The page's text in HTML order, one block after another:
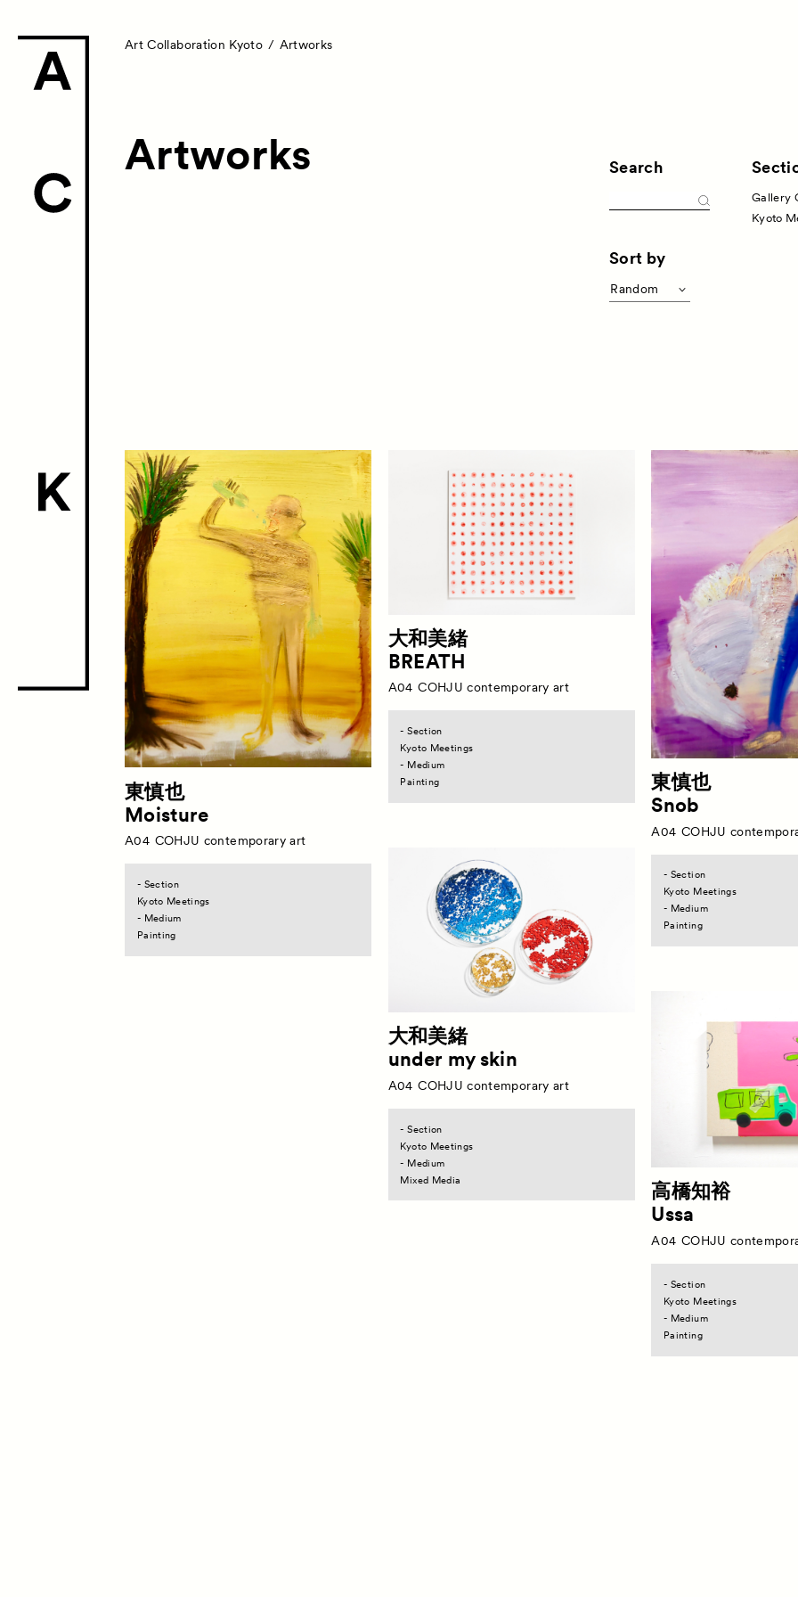
Art Collaboration Kyoto Artworks
Satellite Programs サテライトプログラム
About ACK
Partners
Artworks Search
Sort by
Random
Gallery
Kyoto
東慎也
Moisture
A04 COHJU contemporary art
- Section
Kyoto Meetings
- Medium
Painting
大和美緒
BREATH
A04 COHJU contemporary art
- Section
Kyoto Meetings
- Medium
Painting
東慎也
Snob
A04 COHJU
- Section
Kyoto Meetings
- Medium
Painting
大和美緒
under my skin
A04 COHJU contemporary art
- Section
Kyoto Meetings
- Medium
Mixed Media
高橋知裕
Ussa
A04 COHJU
- Section
Kyoto Meetings
- Medium
Painting